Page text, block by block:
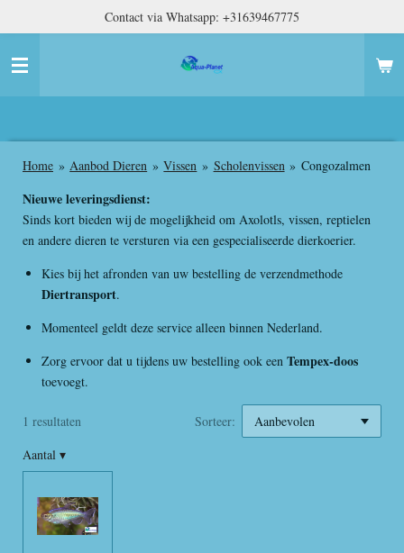
naar
hoofdinhoud
Contact via Whatsapp: +31639467775
Home » Aanbod Dieren » Vissen » Scholenvissen » Congozalmen
Nieuwe leveringsdienst:
Sinds kort bieden wij de mogelijkheid om Axolotls, vissen, reptielen
en andere dieren te versturen via een gespecialiseerde dierkoerier.
Kies bij het afronden van uw bestelling de verzendmethode
Diertransport.
Momenteel geldt deze service alleen binnen Nederland.
Zorg ervoor dat u tijdens uw bestelling ook een Tempex-doos
toevoegt.
1 resultaten
Sorteer:
Aantal ▾